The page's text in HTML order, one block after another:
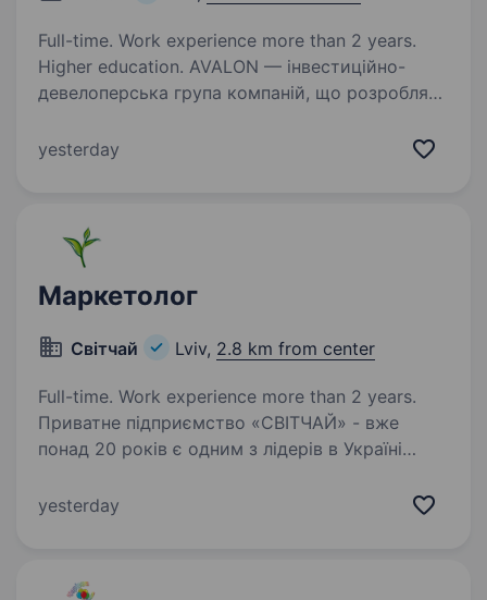
Full-time. Work experience more than 2 years.
Higher education. AVALON — інвестиційно-
девелоперська група компаній, що розробляє
нерухомості. Ми розбудовуємо місто,
yesterday
Маркетолог
Світчай Lviv, 2.8 km from center
Full-time. Work experience more than 2 years.
Приватне підприємство «СВІТЧАЙ» - вже
понад 20 років є одним з лідерів в Україні
харчування та активно розвиваємо
yesterday